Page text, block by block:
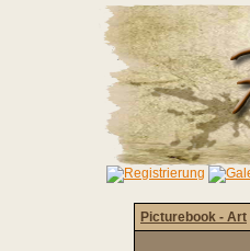
Picturebook - Art